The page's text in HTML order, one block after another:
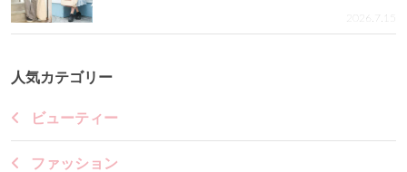
2026.7.15
人気カテゴリー
ビューティー
ファッション